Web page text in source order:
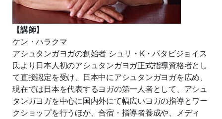
【講師】
ケン・ハラクマ
アシュタンガヨガの創始者 シュリ・K・パタビジョイス
氏より日本人初のアシュタンガヨガ正式指導資格者とし
て直接認定を受け、日本中にアシュタンガヨガを広め、
現在では日本を代表するヨガの第一人者として、アシュ
タンガヨガを中心に国内外にて幅広いヨガの指導とワー
クシ ョップを行うほか、合宿・指導者養成や、メディ